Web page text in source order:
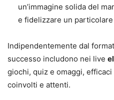
un’immagine solida del
e fidelizzare un
Indipendentemente dal
successo includono nei live
giochi, quiz e omaggi,
coinvolti e attenti.